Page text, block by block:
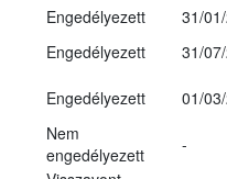
Engedélyezett
31/
Engedélyezett
31/
Engedélyezett 01/
Nem
engedélyezett
-